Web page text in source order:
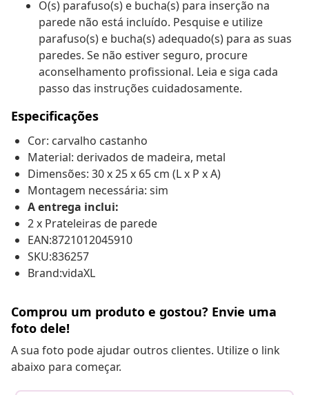
O(s) parafuso(s) e bucha(s) para inserção na
parede não está incluído. Pesquise e utilize
parafuso(s) e bucha(s) adequado(s) para as suas
paredes. Se não estiver seguro, procure
aconselhamento profissional. Leia e siga cada
passo das instruções cuidadosamente.
Especificações
Cor: carvalho castanho
Material: derivados de madeira, metal
Dimensões: 30 x 25 x 65 cm (L x P x A)
Montagem necessária: sim
A entrega inclui:
2 x Prateleiras de parede
EAN:8721012045910
SKU:836257
Brand:vidaXL
Comprou um produto e gostou? Envie uma
foto dele!
A sua foto pode ajudar outros clientes. Utilize o link
abaixo para começar.